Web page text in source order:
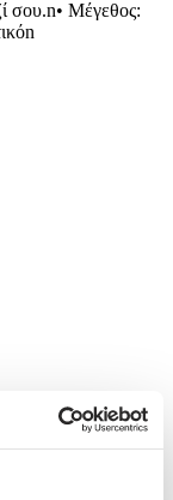
σου.n• Μέγεθος: